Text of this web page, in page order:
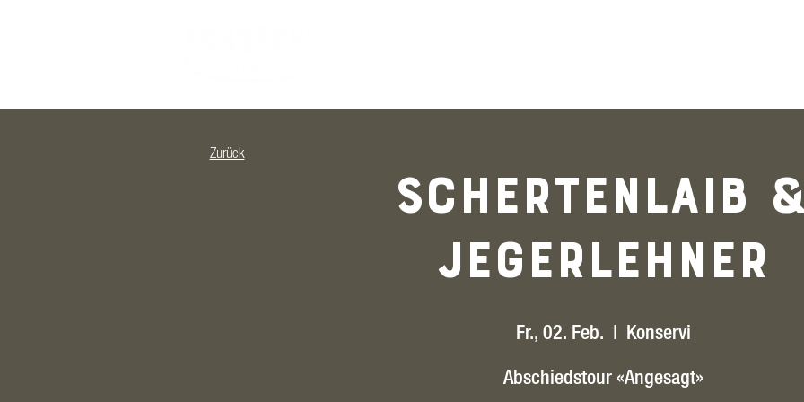
Schertenlaib
Jegerlehner
Fr., 02. Feb.
  |
Konservi
Abschiedstour «Angesagt»
Zurück